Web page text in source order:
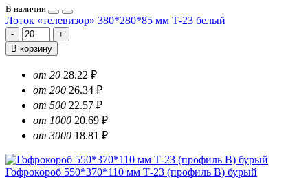
В наличии
Лоток «телевизор» 380*280*85 мм Т-23 белый
В корзину
от 20 28.22 ₽
от 200 26.34 ₽
от 500 22.57 ₽
от 1000 20.69 ₽
от 3000 18.81 ₽
Гофрокороб 550*370*110 мм Т-23 (профиль B) бурый